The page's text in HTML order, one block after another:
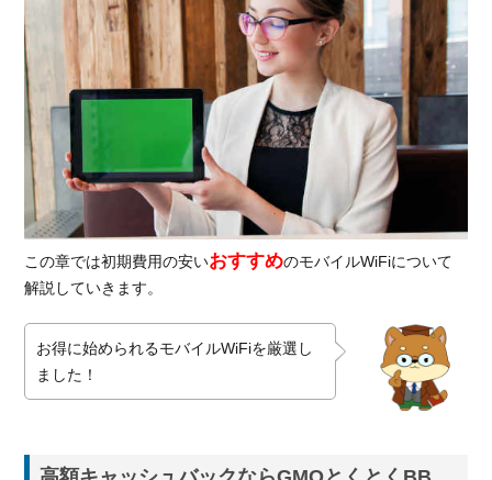
この章では初期費用の安いおすすめのモバイルWiFiについて
解説していきます。
お得に始められるモバイルWiFiを厳選し
ました！